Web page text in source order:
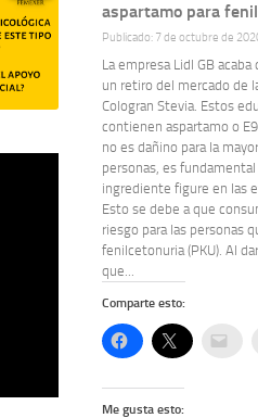
aspartamo para
Publicado: 7 de octubre de
La empresa Lidl GB acaba
un retiro del mercado de
Cologran Stevia. Estos
contienen aspartamo o
no es dañino para la
personas, es
ingrediente figure en las
Esto se debe a que
riesgo para las personas
fenilcetonuria (PKU). Al
que...
Comparte esto:
Me gusta esto: